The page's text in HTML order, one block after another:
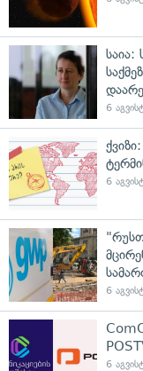
საია:
6
6
6
6